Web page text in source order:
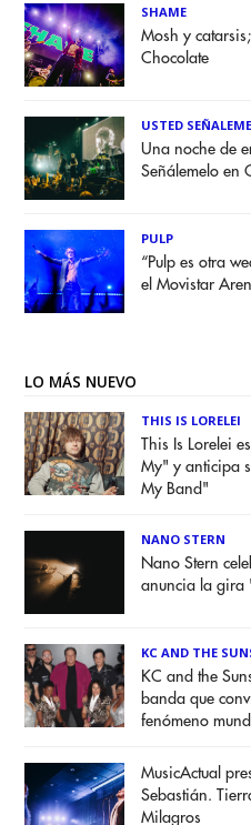
SHAME
Mosh y
Chocolate
USTED
Una noche de
Señálemelo en
PULP
“Pulp es otra
el Movistar
LO MÁS NUEVO
THIS IS LORELEI
This Is Lorelei
My" y anticipa
My Band"
NANO STERN
Nano Stern
anuncia la gira
KC AND THE
KC and the
banda que
fenómeno
MusicActual
Sebastián.
Milagros